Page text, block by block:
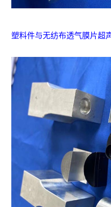
塑料件与无纺布透气膜片超